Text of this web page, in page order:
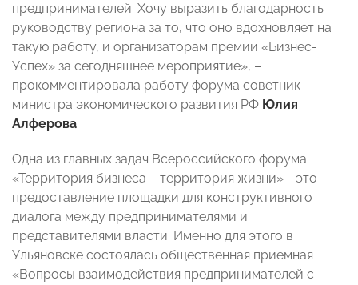
предпринимателей. Хочу выразить благодарность
руководству региона за то, что оно вдохновляет на
такую работу, и организаторам премии «Бизнес-
Успех» за сегодняшнее мероприятие», –
прокомментировала работу форума советник
министра экономического развития РФ Юлия
Алферова.
Одна из главных задач Всероссийского форума
«Территория бизнеса – территория жизни» - это
предоставление площадки для конструктивного
диалога между предпринимателями и
представителями власти. Именно для этого в
Ульяновске состоялась общественная приемная
«Вопросы взаимодействия предпринимателей с